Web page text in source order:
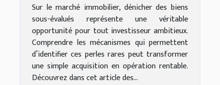
Sur le marché immobilier, dénicher des biens
sous-évalués représente une véritable
opportunité pour tout investisseur ambitieux.
Comprendre les mécanismes qui permettent
d’identifier ces perles rares peut transformer
une simple acquisition en opération rentable.
Découvrez dans cet article des...